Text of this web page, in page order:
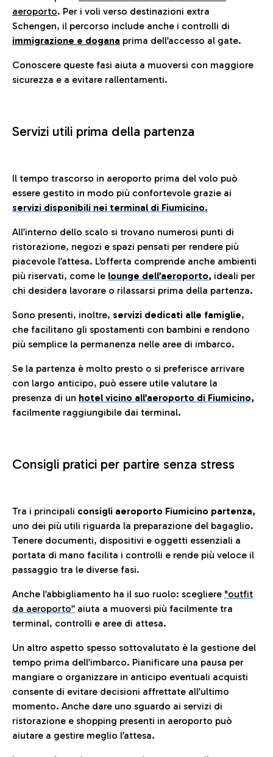
aeroporto. Per i voli verso destinazioni extra
Schengen, il percorso include anche i controlli di
immigrazione e dogana prima dell’accesso al gate.
Conoscere queste fasi aiuta a muoversi con maggiore
sicurezza e a evitare rallentamenti.
Servizi utili prima della partenza
Il tempo trascorso in aeroporto prima del volo può
essere gestito in modo più confortevole grazie ai
servizi disponibili nei terminal di Fiumicino.
All’interno dello scalo si trovano numerosi punti di
ristorazione, negozi e spazi pensati per rendere più
piacevole l’attesa. L’offerta comprende anche ambienti
più riservati, come le lounge dell’aeroporto, ideali per
chi desidera lavorare o rilassarsi prima della partenza.
Sono presenti, inoltre, servizi dedicati alle famiglie,
che facilitano gli spostamenti con bambini e rendono
più semplice la permanenza nelle aree di imbarco.
Se la partenza è molto presto o si preferisce arrivare
con largo anticipo, può essere utile valutare la
presenza di un hotel vicino all’aeroporto di Fiumicino,
facilmente raggiungibile dai terminal.
Consigli pratici per partire senza stress
Tra i principali consigli aeroporto Fiumicino partenza,
uno dei più utili riguarda la preparazione del bagaglio.
Tenere documenti, dispositivi e oggetti essenziali a
portata di mano facilita i controlli e rende più veloce il
passaggio tra le diverse fasi.
Anche l’abbigliamento ha il suo ruolo: scegliere "outfit
da aeroporto” aiuta a muoversi più facilmente tra
terminal, controlli e aree di attesa.
Un altro aspetto spesso sottovalutato è la gestione del
tempo prima dell’imbarco. Pianificare una pausa per
mangiare o organizzare in anticipo eventuali acquisti
consente di evitare decisioni affrettate all’ultimo
momento. Anche dare uno sguardo ai servizi di
ristorazione e shopping presenti in aeroporto può
aiutare a gestire meglio l’attesa.